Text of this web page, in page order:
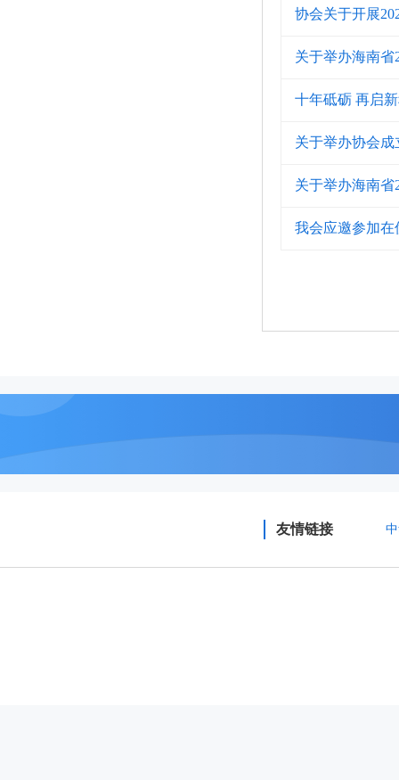
协会关于开展
关于举办海南
十年砥砺 再启
关于举办协会
关于举办海南
我会应邀参加在
友情链接